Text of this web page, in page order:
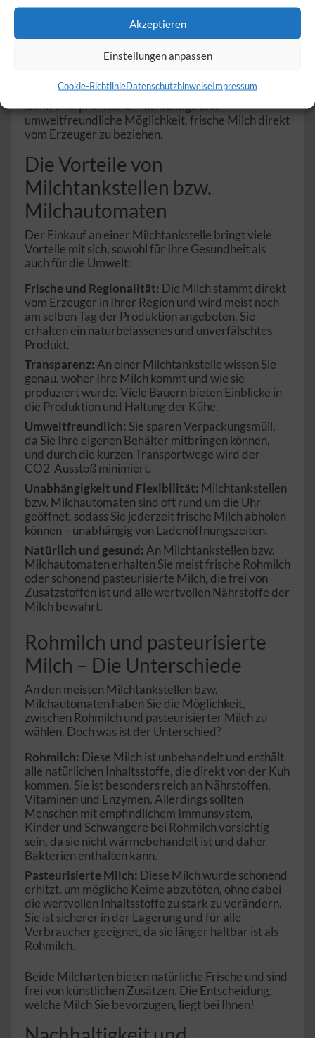
Akzeptieren
Einstellungen anpassen
Cookie-RichtlinieDatenschutzhinweiseImpressum
direkt vom Bauernhof gezapft werden kann. Viele
dieser Automaten befinden sich direkt auf den
Höfen, wo die Milch produziert wird, und sind rund
um die Uhr zugänglich. Verbraucher können eigene
Behälter mitbringen oder oft auch Flaschen vor Ort
Milchtankstellen bzw. Milchautomaten bieten Ihnen
somit eine praktische, nachhaltige und
umweltfreundliche Möglichkeit, frische Milch direkt
vom Erzeuger zu beziehen.
Die Vorteile von
Milchtankstellen bzw.
Milchautomaten
Der Einkauf an einer Milchtankstelle bringt viele
Vorteile mit sich, sowohl für Ihre Gesundheit als
auch für die Umwelt:
Frische und Regionalität: Die Milch stammt direkt
vom Erzeuger in Ihrer Region und wird meist noch
am selben Tag der Produktion angeboten. Sie
erhalten ein naturbelassenes und unverfälschtes
Produkt.
Transparenz:An einer Milchtankstelle wissen Sie
genau, woher Ihre Milch kommt und wie sie
produziert wurde. Viele Bauern bieten Einblicke in
die Produktion und Haltung der Kühe.
Umweltfreundlich: Sie sparen Verpackungsmüll,
da Sie Ihre eigenen Behälter mitbringen können,
und durch die kurzen Transportwege wird der
CO2-Ausstoß minimiert.
Unabhängigkeit und Flexibilität: Milchtankstellen
bzw. Milchautomaten sind oft rund um die Uhr
geöffnet, sodass Sie jederzeit frische Milch abholen
können – unabhängig von Ladenöffnungszeiten.
Natürlich und gesund:An Milchtankstellen bzw.
Milchautomaten erhalten Sie meist frische Rohmilch
oder schonend pasteurisierte Milch, die frei von
Zusatzstoffen ist und alle wertvollen Nährstoffe der
Milch bewahrt.
Rohmilch und pasteurisierte
Milch – Die Unterschiede
An den meisten Milchtankstellen bzw.
Milchautomaten haben Sie die Möglichkeit,
zwischen Rohmilch und pasteurisierter Milch zu
wählen. Doch was ist der Unterschied?
Rohmilch: Diese Milch ist unbehandelt und enthält
alle natürlichen Inhaltsstoffe, die direkt von der Kuh
kommen. Sie ist besonders reich an Nährstoffen,
Vitaminen und Enzymen. Allerdings sollten
Menschen mit empfindlichem Immunsystem,
Kinder und Schwangere bei Rohmilch vorsichtig
sein, da sie nicht wärmebehandelt ist und daher
Bakterien enthalten kann.
Pasteurisierte Milch: Diese Milch wurde schonend
erhitzt, um mögliche Keime abzutöten, ohne dabei
die wertvollen Inhaltsstoffe zu stark zu verändern.
Sie ist sicherer in der Lagerung und für alle
Verbraucher geeignet, da sie länger haltbar ist als
Rohmilch.
Beide Milcharten bieten natürliche Frische und sind
frei von künstlichen Zusätzen. Die Entscheidung,
welche Milch Sie bevorzugen, liegt bei Ihnen!